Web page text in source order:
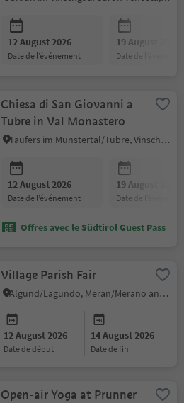
12 August 2026
date de l’événement
19 August 2026
date de
Chiesa di San Giovanni a
Tubre in Val Monastero
Taufers im Münstertal/Tubre, Vinschgau/Val Venosta
12 August 2026
date de l’événement
19 August 2026
date de
Offres avec le Südtirol Guest Pass
Village Parish Fair
Algund/Lagundo, Meran/Merano and environs
12 August 2026
date de début
14 August 2026
date de fin
Open-air Yoga at Prunner